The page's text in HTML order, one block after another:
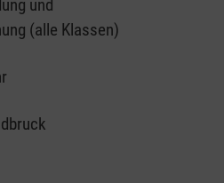
und
(alle Klassen)